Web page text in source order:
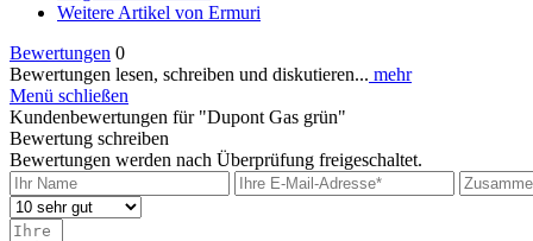
Weitere Artikel von Ermuri
Bewertungen 0
Bewertungen lesen, schreiben und diskutieren... mehr
Menü schließen
Kundenbewertungen für "Dupont Gas grün"
Bewertung schreiben
Bewertungen werden nach Überprüfung freigeschaltet.